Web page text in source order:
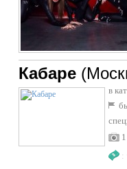
Кабаре
в
1
: